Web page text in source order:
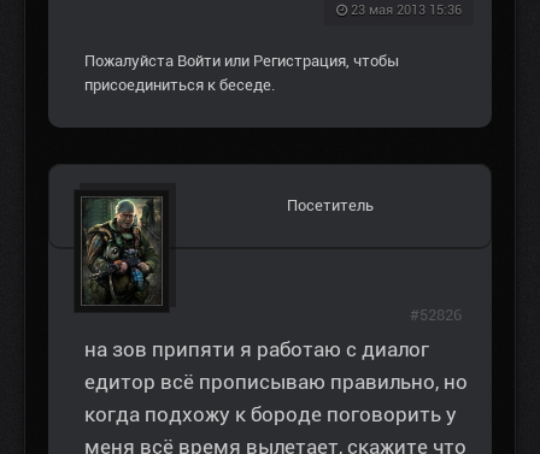
23 мая 2013 15:36
Пожалуйста Войти или Регистрация , чтобы
присоединиться к беседе.
Посетитель
на зов припяти я работаю с диалог
едитор всё прописываю правильно, но
когда подхожу к бороде поговорить у
меня всё время вылетает, скажите что
#52826